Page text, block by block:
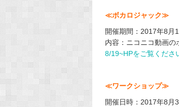
≪ボカロジャック≫
開催期間：2017年8月
内容：ニコニコ動画の
8/19~HPをご覧くださ
≪ワークショップ≫
開催日時：2017年8月